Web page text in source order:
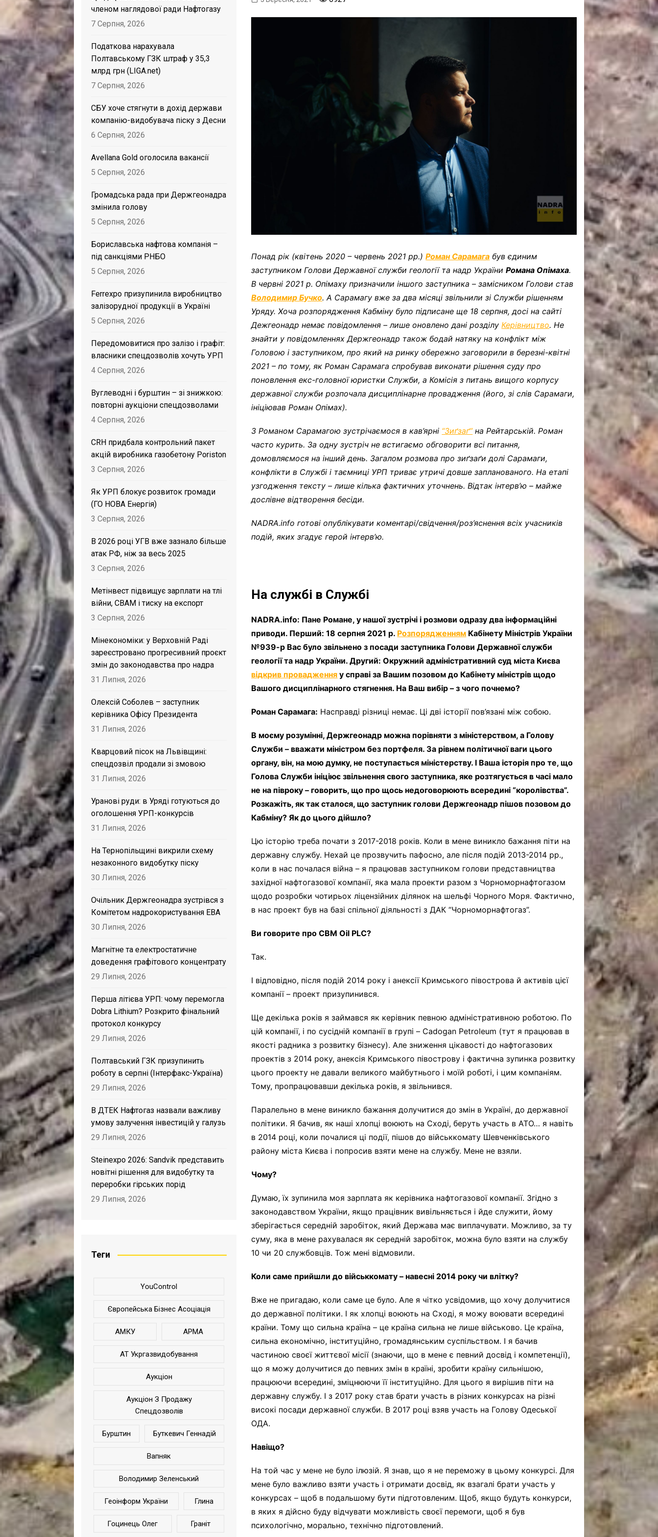
Понад рік (квітень 2020 – червень 2021 рр.)Роман Сарамага був єдиним
заступником Голови Державної служби геології та надр УкраїниРомана Опімаха.
В червні 2021 р. Опімаху призначили іншого заступника – замісником Голови став
Володимир Бучко. А Сарамагу вже за два місяці звільнили зі Служби рішенням
Уряду. Хоча розпорядження Кабміну було підписане ще 18 серпня, досі на сайті
Дежгеонадр немає повідомлення – лише оновлено дані розділу Керівництво. Не
знайти у повідомленнях Держгеонадр також бодай натяку на конфлікт між
Головою і заступником, про який на ринку обережно заговорили в березні-квітні
2021 – по тому, як Роман Сарамага спробував виконати рішення суду про
поновлення екс-головної юристки Служби, а Комісія з питань вищого корпусу
державної служби розпочала дисциплінарне провадження (його, зі слів Сарамаги,
ініціював Роман Опімах).
З Романом Сарамагою зустрічаємося в кав’ярні “Зиґзаґ”на Рейтарській. Роман
часто курить. За одну зустріч не встигаємо обговорити всі питання,
домовляємося на інший день. Загалом розмова про зиґзаґи долі Сарамаги,
конфлікти в Службі і таємниці УРП триває утричі довше запланованого. На етапі
узгодження тексту – лише кілька фактичних уточнень. Відтак інтерв’ю – майже
дослівне відтворення бесіди.
NADRA.info готові опублікувати коментарі/свідчення/роз’яснення всіх учасників
подій, яких згадує герой інтерв’ю.
На службі в Службі
NADRA.info: Пане Романе, у нашої зустрічі і розмови одразу два інформаційні
приводи. Перший: 18 серпня 2021 р. Розпорядженням Кабінету Міністрів України
№939-р Вас було звільнено з посади заступника Голови Державної служби
геології та надр України. Другий: Окружний адміністративний суд міста Києва
відкрив провадження у справі за Вашим позовом до Кабінету міністрів щодо
Вашого дисциплінарного стягнення. На Ваш вибір – з чого почнемо?
Роман Сарамага: Насправді різниці немає. Ці дві історії пов’язані між собою.
В моєму розумінні, Держгеонадр можна порівняти з міністерством, а Голову
Служби – вважати міністром без портфеля. За рівнем політичної ваги цього
органу, він, на мою думку, не поступається міністерству. І Ваша історія про те, що
Голова Служби ініціює звільнення свого заступника, яке розтягується в часі мало
не на півроку – говорить, що про щось недоговорюють всередині “королівства”.
Розкажіть, як так сталося, що заступник голови Держгеонадр пішов позовом до
Кабміну? Як до цього дійшло?
Цю історію треба почати з 2017-2018 років. Коли в мене виникло бажання піти на
державну службу. Нехай це прозвучить пафосно, але після подій 2013-2014 рр.,
коли в нас почалася війна – я працював заступником голови представництва
західної нафтогазової компанії, яка мала проекти разом з Чорноморнафтогазом
щодо розробки чотирьох ліцензійних ділянок на шельфі Чорного Моря. Фактично,
в нас проект був на базі спільної діяльності з ДАК “Чорноморнафтогаз”.
Ви говорите про CBM Oil PLC?
Так.
І відповідно, після подій 2014 року і анексії Кримського півострова й активів цієї
компанії – проект призупинився.
Ще декілька років я займався як керівник певною адміністративною роботою. По
цій компанії, і по сусідній компанії в групі – Cadogan Petroleum (тут я працював в
якості радника з розвитку бізнесу). Але зниження цікавості до нафтогазових
проектів з 2014 року, анексія Кримського півострову і фактична зупинка розвитку
цього проекту не давали великого майбутнього і моїй роботі, і цим компаніям.
Тому, пропрацювавши декілька років, я звільнився.
Паралельно в мене виникло бажання долучитися до змін в Україні, до державної
політики. Я бачив, як наші хлопці воюють на Сході, беруть участь в АТО… я навіть
в 2014 році, коли почалися ці події, пішов до військкомату Шевченківського
району міста Києва і попросив взяти мене на службу. Мене не взяли.
Чому?
Думаю, їх зупинила моя зарплата як керівника нафтогазової компанії. Згідно з
законодавством України, якщо працівник вивільняється і йде служити, йому
зберігається середній заробіток, який Держава має виплачувати. Можливо, за ту
суму, яка в мене рахувалася як середній заробіток, можна було взяти на службу
10 чи 20 службовців. Тож мені відмовили.
Коли саме прийшли до військкомату – навесні 2014 року чи влітку?
Вже не пригадаю, коли саме це було. Але я чітко усвідомив, що хочу долучитися
до державної політики. І як хлопці воюють на Сході, я можу воювати всередині
країни. Тому що сильна країна – це країна сильна не лише військово. Це країна,
сильна економічно, інституційно, громадянським суспільством. І я бачив
частиною своєї життєвої місії (знаючи, що в мене є певний досвід і компетенції),
що я можу долучитися до певних змін в країні, зробити країну сильнішою,
працюючи всередині, зміцнюючи її інституційно. Для цього я вирішив піти на
державну службу. І з 2017 року став брати участь в різних конкурсах на різні
високі посади державної служби. В 2017 році взяв участь на Голову Одеської
ОДА.
Навіщо?
На той час у мене не було ілюзій. Я знав, що я не переможу в цьому конкурсі. Для
мене було важливо взяти участь і отримати досвід, як взагалі брати участь у
конкурсах – щоб в подальшому бути підготовленим. Щоб, якщо будуть конкурси,
в яких я дійсно буду відчувати можливість своєї перемоги, щоб я був
психологічно, морально, технічно підготовлений.
членом наглядової ради Нафтогазу
7 Серпня, 2026
Податкова нарахувала
Полтавському ГЗК штраф у 35,3
млрд грн (LIGA.net)
7 Серпня, 2026
СБУ хоче стягнути в дохід держави
компанію-видобувача піску з Десни
6 Серпня, 2026
Avellana Gold оголосила вакансії
5 Серпня, 2026
Громадська рада при Держгеонадра
змінила голову
5 Серпня, 2026
Бориславська нафтова компанія –
під санкціями РНБО
5 Серпня, 2026
Ferrexpo призупинила виробництво
залізорудної продукції в Україні
5 Серпня, 2026
Передомовитися про залізо і графіт:
власники спецдозволів хочуть УРП
4 Серпня, 2026
Вуглеводні і бурштин – зі знижкою:
повторні аукціони спецдозволами
4 Серпня, 2026
CRH придбала контрольний пакет
акцій виробника газобетону Poriston
3 Серпня, 2026
Як УРП блокує розвиток громади
(ГО НОВА Енергія)
3 Серпня, 2026
В 2026 році УГВ вже зазнало більше
атак РФ, ніж за весь 2025
3 Серпня, 2026
Метінвест підвищує зарплати на тлі
війни, CBAM і тиску на експорт
3 Серпня, 2026
Мінекономіки: у Верховній Раді
зареєстровано прогресивний проєкт
змін до законодавства про надра
31 Липня, 2026
Олексій Соболев – заступник
керівника Офісу Президента
31 Липня, 2026
Кварцовий пісок на Львівщині:
спецдозвіл продали зі змовою
31 Липня, 2026
Уранові руди: в Уряді готуються до
оголошення УРП-конкурсів
31 Липня, 2026
На Тернопільщині викрили схему
незаконного видобутку піску
30 Липня, 2026
Очільник Держгеонадра зустрівся з
Комітетом надрокористування EBA
30 Липня, 2026
Магнітне та електростатичне
доведення графітового концентрату
29 Липня, 2026
Перша літієва УРП: чому перемогла
Dobra Lithium? Розкрито фінальний
протокол конкурсу
29 Липня, 2026
Полтавський ГЗК призупинить
роботу в серпні (Інтерфакс-Україна)
29 Липня, 2026
В ДТЕК Нафтогаз назвали важливу
умову залучення інвестицій у галузь
29 Липня, 2026
Steinexpo 2026: Sandvik представить
новітні рішення для видобутку та
переробки гірських порід
29 Липня, 2026
Теги
YouControl
Європейська Бізнес Асоціація
АМКУ АРМА
АТ Укргазвидобування
Аукціон
Аукціон З Продажу
Спецдозволів
Бурштин Буткевич Геннадій
Вапняк
Володимир Зеленський
Геоінформ України Глина
Гоцинець Олег Граніт